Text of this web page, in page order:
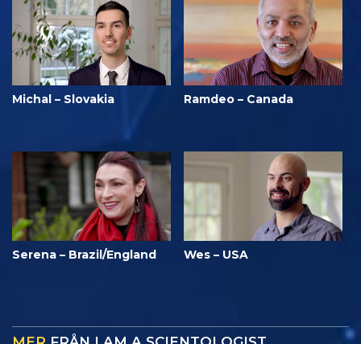
Michal – Slovakia Ramdeo – Canada
Serena – Brazil/England Wes – USA